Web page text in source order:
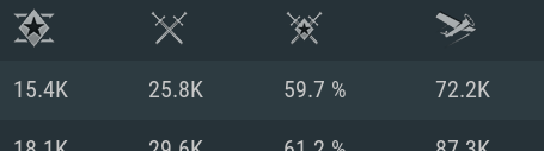
15.4K 25.8K 59.7 % 72.2K